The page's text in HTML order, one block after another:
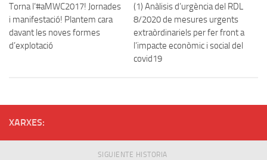
Torna l’#aMWC2017! Jornades
i manifestació! Plantem cara
davant les noves formes
d’explotació
(1) Anàlisis d’urgència del RDL
8/2020 de mesures urgents
extraòrdinariels per fer front a
l’impacte econòmic i social del
covid19
XARXES:
SIGUIENTE HISTORIA